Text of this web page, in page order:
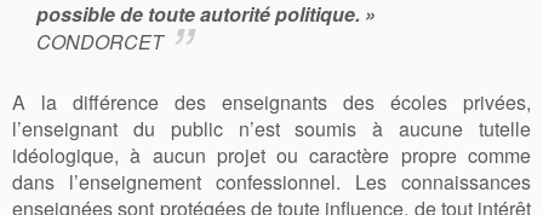
possible de toute autorité politique. »
CONDORCET
A la différence des enseignants des écoles privées,
l’enseignant du public n’est soumis à aucune tutelle
idéologique, à aucun projet ou caractère propre comme
dans l’enseignement confessionnel. Les connaissances
enseignées sont protégées de toute influence, de tout intérêt